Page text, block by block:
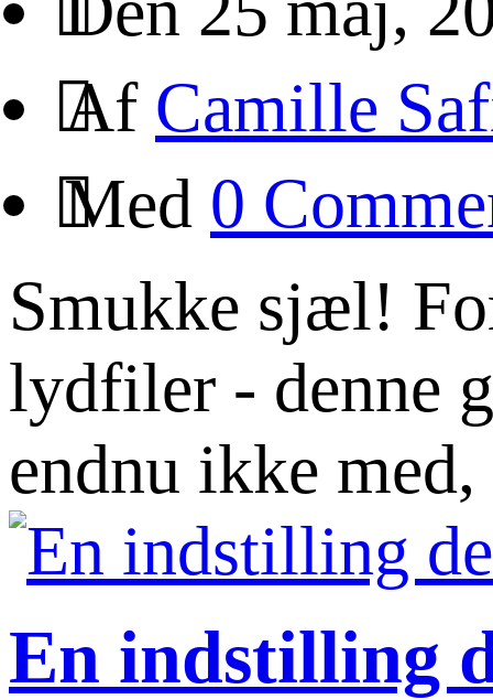
Af Camille
Med 0
Smukke sjæl!
lydfiler - denne
endnu ikke
En indstilling